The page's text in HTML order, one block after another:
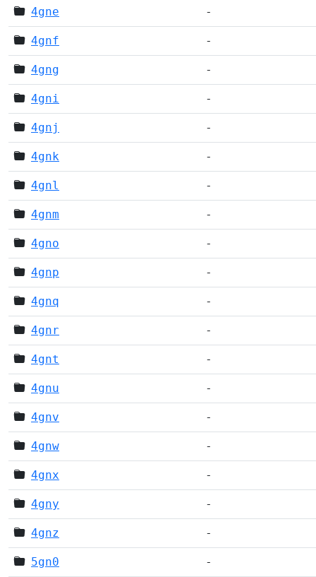
4gne -
4gnf -
4gng -
4gni -
4gnj -
4gnk -
4gnl -
4gnm -
4gno -
4gnp -
4gnq -
4gnr -
4gnt -
4gnu -
4gnv -
4gnw -
4gnx -
4gny -
4gnz -
5gn0 -